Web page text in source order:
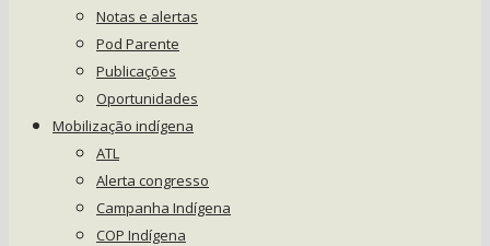
Notas e alertas
Pod Parente
Publicações
Oportunidades
Mobilização indígena
ATL
Alerta congresso
Campanha Indígena
COP Indígena